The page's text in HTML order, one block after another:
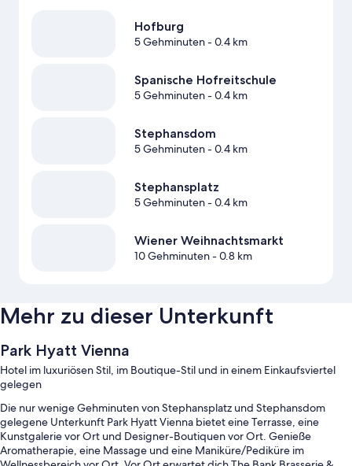
Hofburg
5 Gehminuten- 0.4 km
Spanische Hofreitschule
5 Gehminuten- 0.4 km
Stephansdom
5 Gehminuten- 0.4 km
Stephansplatz
5 Gehminuten- 0.4 km
Wiener Weihnachtsmarkt
10 Gehminuten- 0.8 km
Mehr zu dieser Unterkunft
Park Hyatt Vienna
Hotel im luxuriösen Stil, im Boutique-Stil und in einem Einkaufsviertel
gelegen
Die nur wenige Gehminuten von Stephansplatz und Stephansdom
gelegene Unterkunft Park Hyatt Vienna bietet eine Terrasse, eine
Kunstgalerie vor Ort und Designer-Boutiquen vor Ort. Genieße
Aromatherapie, eine Massage und eine Maniküre/Pediküre im